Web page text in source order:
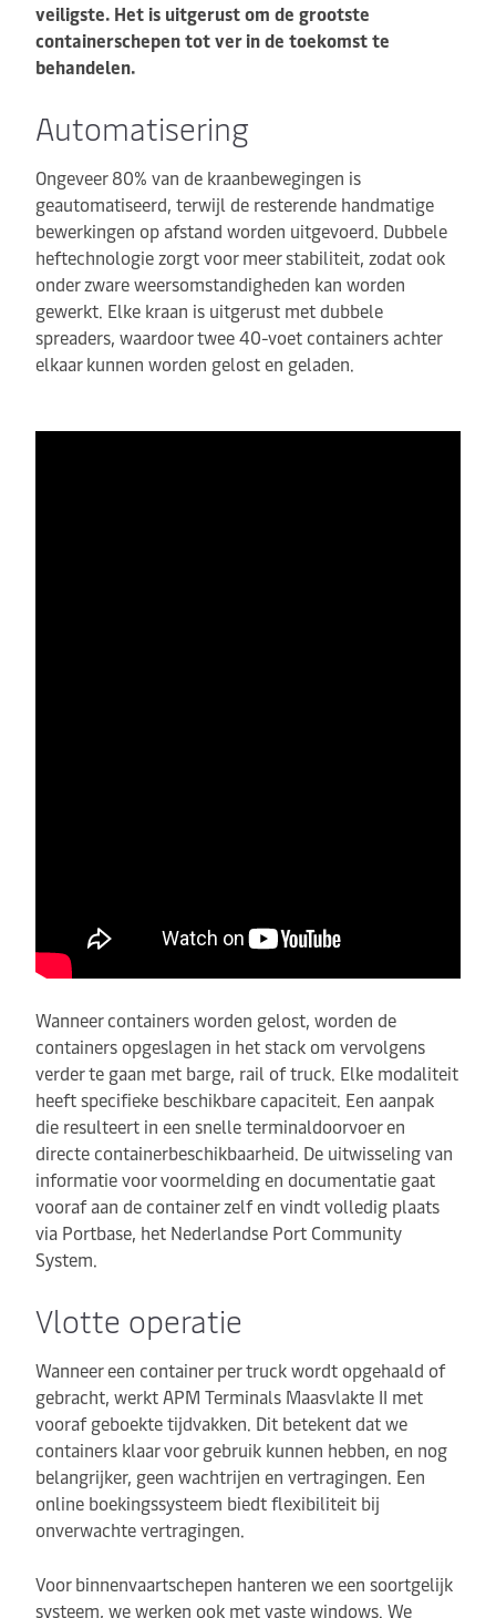
veiligste. Het is uitgerust om de grootste
containerschepen tot ver in de toekomst te
behandelen.
Automatisering
Ongeveer 80% van de kraanbewegingen is
geautomatiseerd, terwijl de resterende handmatige
bewerkingen op afstand worden uitgevoerd. Dubbele
heftechnologie zorgt voor meer stabiliteit, zodat ook
onder zware weersomstandigheden kan worden
gewerkt. Elke kraan is uitgerust met dubbele
spreaders, waardoor twee 40-voet containers achter
elkaar kunnen worden gelost en geladen.
Wanneer containers worden gelost, worden de
containers opgeslagen in het stack om vervolgens
verder te gaan met barge, rail of truck. Elke modaliteit
heeft specifieke beschikbare capaciteit. Een aanpak
die resulteert in een snelle terminaldoorvoer en
directe containerbeschikbaarheid. De uitwisseling van
informatie voor voormelding en documentatie gaat
vooraf aan de container zelf en vindt volledig plaats
via Portbase, het Nederlandse Port Community
System.
Vlotte operatie
Wanneer een container per truck wordt opgehaald of
gebracht, werkt APM Terminals Maasvlakte II met
vooraf geboekte tijdvakken. Dit betekent dat we
containers klaar voor gebruik kunnen hebben, en nog
belangrijker, geen wachtrijen en vertragingen. Een
online boekingssysteem biedt flexibiliteit bij
onverwachte vertragingen.
Voor binnenvaartschepen hanteren we een soortgelijk
systeem, we werken ook met vaste windows. We